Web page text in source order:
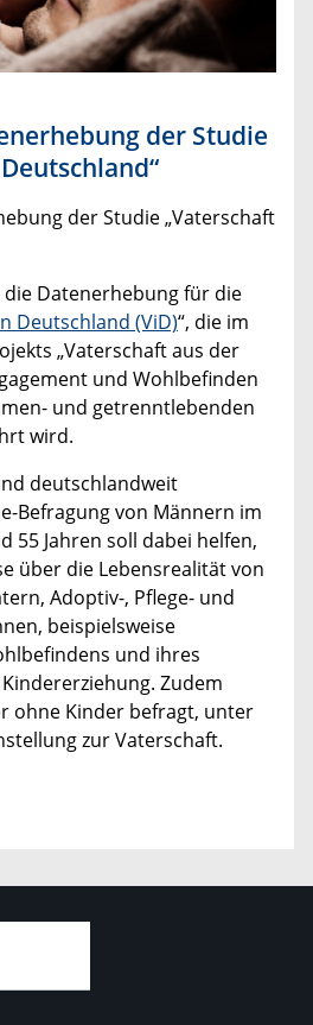
der Studie
der Studie „Vaterschaft
Datenerhebung für die
Deutschland (ViD)“, die im
„Vaterschaft aus der
und Wohlbefinden
und getrenntlebenden
wird.
deutschlandweit
Befragung von Männern im
55 Jahren soll dabei helfen,
über die Lebensrealität von
Adoptiv-, Pflege- und
beispielsweise
und ihres
Zudem
ohne Kinder befragt, unter
zur Vaterschaft.